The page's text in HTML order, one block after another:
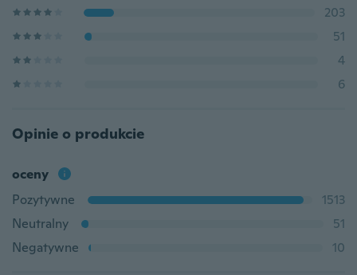
203
51
4
6
Opinie o produkcie
oceny
Pozytywne
1513
Neutralny
51
Negatywne
10